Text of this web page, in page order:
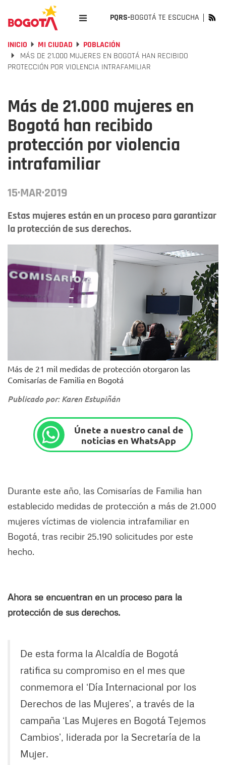
PQRS-BOGOTÁ TE ESCUCHA
INICIO MI CIUDAD
POBLACIÓN
MÁS DE 21.000 MUJERES EN BOGOTÁ HAN RECIBIDO
PROTECCIÓN POR VIOLENCIA INTRAFAMILIAR
Más de 21.000 mujeres en
Bogotá han recibido
protección por violencia
intrafamiliar
15·MAR·2019
Estas mujeres están en un proceso para garantizar
la protección de sus derechos.
Más de 21 mil medidas de protección otorgaron las
Comisarías de Familia en Bogotá
Publicado por: Karen Estupiñán
Únete a nuestro canal de
noticias en WhatsApp
Durante este año, las Comisarías de Familia han
establecido medidas de protección a más de 21.000
mujeres víctimas de violencia intrafamiliar en
Bogotá, tras recibir 25.190 solicitudes por este
hecho.
Ahora se encuentran en un proceso para la
protección de sus derechos.
De esta forma la Alcaldía de Bogotá
ratifica su compromiso en el mes que
conmemora el ‘Día Internacional por los
Derechos de las Mujeres’, a través de la
campaña ‘Las Mujeres en Bogotá Tejemos
Cambios’, liderada por la Secretaría de la
Mujer.